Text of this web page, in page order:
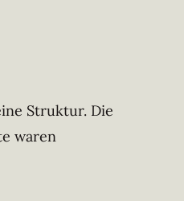
Struktur. Die
waren